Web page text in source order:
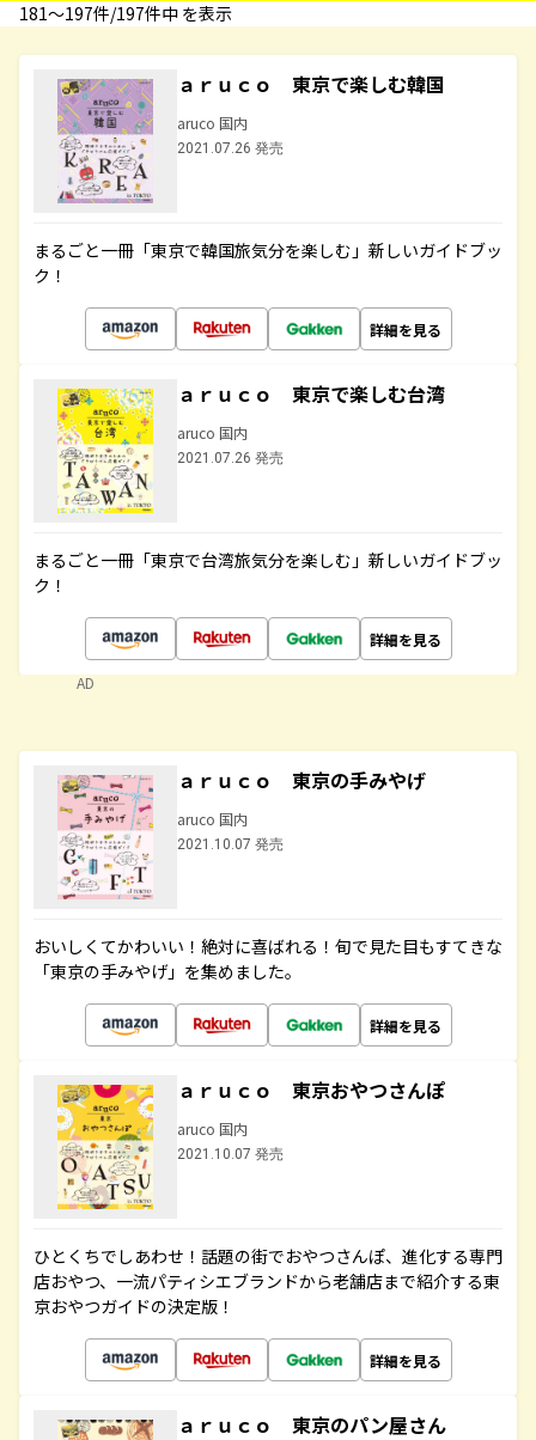
181〜197件/197件中 を表示
ａｒｕｃｏ 東京で楽しむ韓国
aruco 国内
2021.07.26 発売
まるごと一冊「東京で韓国旅気分を楽しむ」新しいガイドブッ
ク！
詳細を見る
ａｒｕｃｏ 東京で楽しむ台湾
aruco 国内
2021.07.26 発売
まるごと一冊「東京で台湾旅気分を楽しむ」新しいガイドブッ
ク！
詳細を見る
AD
ａｒｕｃｏ 東京の手みやげ
aruco 国内
2021.10.07 発売
おいしくてかわいい！絶対に喜ばれる！旬で見た目もすてきな
「東京の手みやげ」を集めました。
詳細を見る
ａｒｕｃｏ 東京おやつさんぽ
aruco 国内
2021.10.07 発売
ひとくちでしあわせ！話題の街でおやつさんぽ、進化する専門
店おやつ、一流パティシエブランドから老舗店まで紹介する東
京おやつガイドの決定版！
詳細を見る
ａｒｕｃｏ 東京のパン屋さん